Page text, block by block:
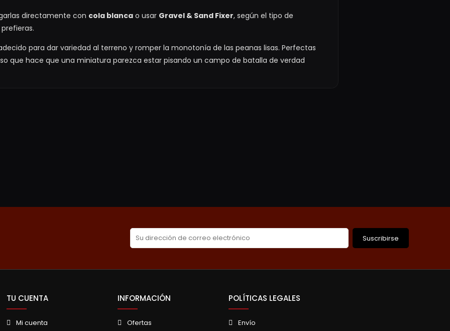
directamente con cola blanca o usar Gravel & Sand Fixer, según el tipo de
para dar variedad al terreno y romper la monotonía de las peanas lisas. Perfectas
que hace que una miniatura parezca estar pisando un campo de batalla de verdad
Suscribirse
TU CUENTA
Mi cuenta
INFORMACIÓN
Ofertas
POLÍTICAS LEGALES
Envío